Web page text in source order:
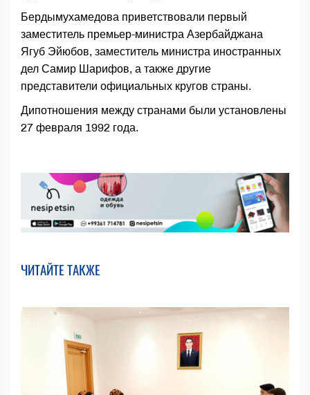
Бердымухамедова приветствовали первый
заместитель премьер-министра Азербайджана
Ягуб Эйюбов, заместитель министра иностранных
дел Самир Шарифов, а также другие
представители официальных кругов страны.
Дипотношения между странами были установлены
27 февраля 1992 года.
ЧИТАЙТЕ ТАКЖЕ